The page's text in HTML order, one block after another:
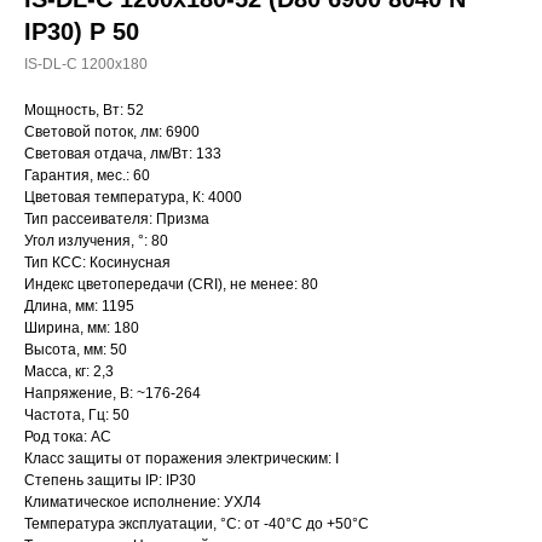
IP30) P 50
IS-DL-C 1200x180
Мощность, Вт: 52
Световой поток, лм: 6900
Световая отдача, лм/Вт: 133
Гарантия, мес.: 60
Цветовая температура, К: 4000
Тип рассеивателя: Призма
Угол излучения, °: 80
Тип КСС: Косинусная
Индекс цветопередачи (CRI), не менее: 80
Длина, мм: 1195
Ширина, мм: 180
Высота, мм: 50
Масса, кг: 2,3
Напряжение, В: ~176-264
Частота, Гц: 50
Род тока: AC
Класс защиты от поражения электрическим: I
Степень защиты IP: IP30
Климатическое исполнение: УХЛ4
Температура эксплуатации, °С: от -40°C до +50°C